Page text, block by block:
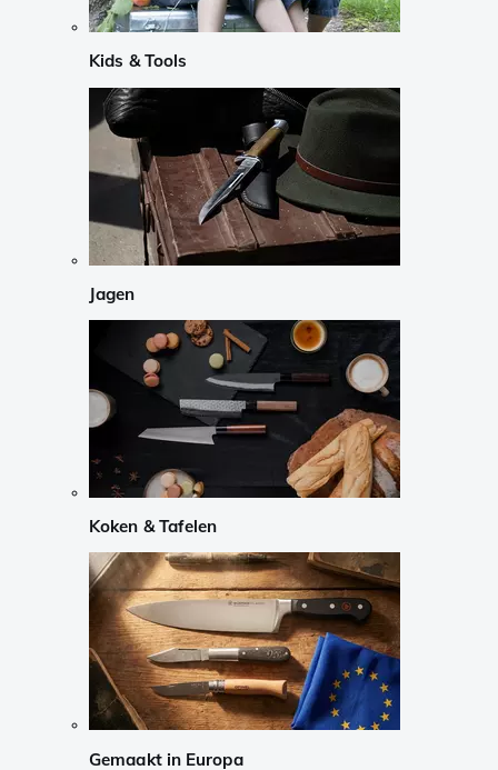
Kids & Tools
Jagen
Koken & Tafelen
Gemaakt in Europa